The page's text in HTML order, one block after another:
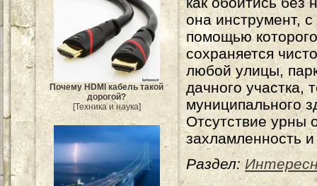
Почему HDMI кабель такой
дорогой?
[Техника и наука]
она инструмент, с
помощью которого
сохраняется
любой улицы,
дачного участка,
муниципального
Отсутствие урны
захламленность
Раздел: